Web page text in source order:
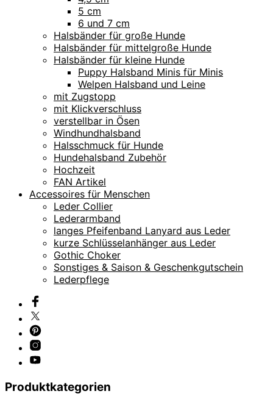
5 cm
6 und 7 cm
Halsbänder für große Hunde
Halsbänder für mittelgroße Hunde
Halsbänder für kleine Hunde
Puppy Halsband Minis für Minis
Welpen Halsband und Leine
mit Zugstopp
mit Klickverschluss
verstellbar in Ösen
Windhundhalsband
Halsschmuck für Hunde
Hundehalsband Zubehör
Hochzeit
FAN Artikel
Accessoires für Menschen
Leder Collier
Lederarmband
langes Pfeifenband Lanyard aus Leder
kurze Schlüsselanhänger aus Leder
Gothic Choker
Sonstiges & Saison & Geschenkgutschein
Lederpflege
Produktkategorien